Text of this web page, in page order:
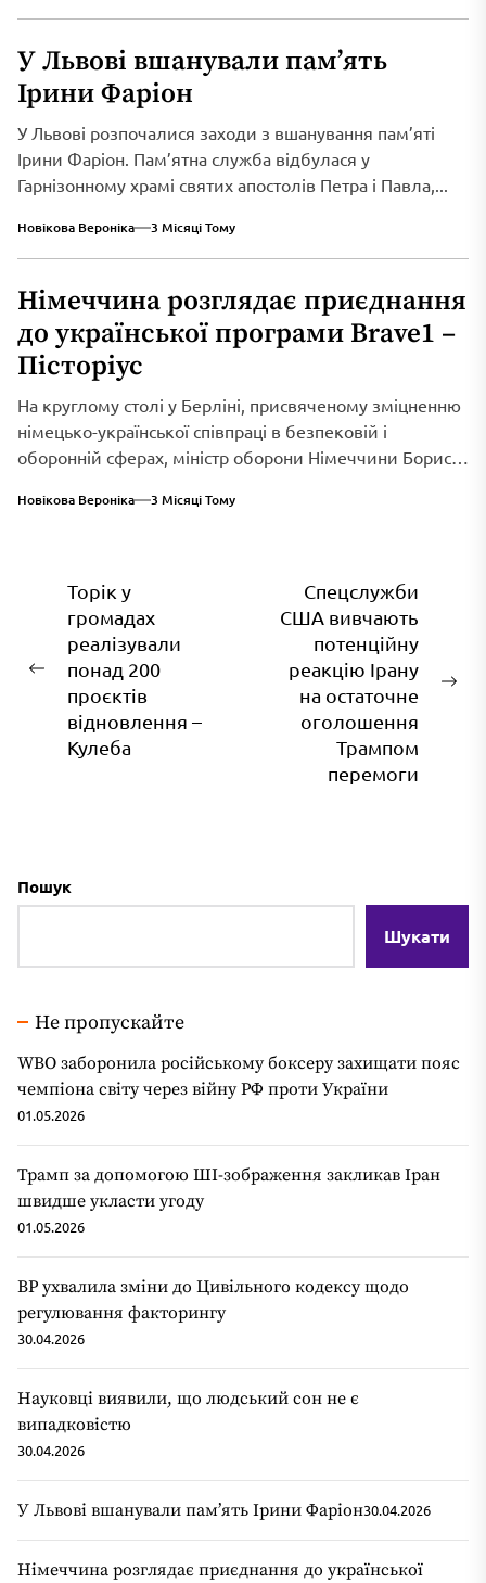
У Львові вшанували пам’ять
Ірини Фаріон
У Львові розпочалися заходи з вшанування пам’яті
Ірини Фаріон. Пам’ятна служба відбулася у
Гарнізонному храмі святих апостолів Петра і Павла,...
Новікова Вероніка 3 Місяці Тому
Німеччина розглядає приєднання
до української програми Brave1 –
Пісторіус
На круглому столі у Берліні, присвяченому зміцненню
німецько-української співпраці в безпековій і
оборонній сферах, міністр оборони Німеччини Борис
Новікова Вероніка 3 Місяці Тому
Навігація
записів
Попередній
запис:
Торік у
громадах
реалізували
понад 200
проєктів
відновлення –
Кулеба
Спецслужби
США вивчають
потенційну
реакцію Ірану
на остаточне
оголошення
Трампом
перемоги
Пошук
Шукати
Не пропускайте
WBO заборонила російському боксеру захищати пояс
чемпіона світу через війну РФ проти України
01.05.2026
Трамп за допомогою ШІ-зображення закликав Іран
швидше укласти угоду
01.05.2026
ВР ухвалила зміни до Цивільного кодексу щодо
регулювання факторингу
30.04.2026
Науковці виявили, що людський сон не є
випадковістю
30.04.2026
У Львові вшанували пам’ять Ірини Фаріон30.04.2026
Німеччина розглядає приєднання до української